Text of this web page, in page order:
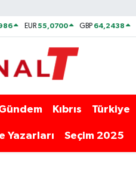
EUR55,0700 GBP 64,2438
Kıbrıs Türkiye
Yazarları Seçim 2025